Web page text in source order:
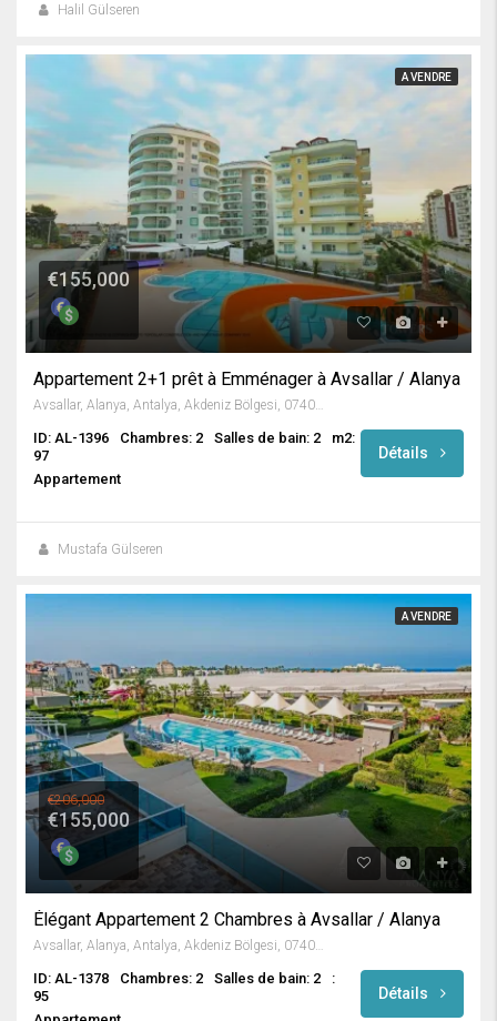
Halil Gülseren
A VENDRE
€155,000
Appartement 2+1 prêt à Emménager à Avsallar / Alanya
Avsallar, Alanya, Antalya, Akdeniz Bölgesi, 07407, Türkiye
ID: AL-1396 Chambres: 2 Salles de bain: 2
m2:
97
Appartement
Détails
Mustafa Gülseren
A VENDRE
€206,000
€155,000
Élégant Appartement 2 Chambres à Avsallar / Alanya
ID: AL-1378 Chambres: 2 Salles de bain: 2
:
95
Détails